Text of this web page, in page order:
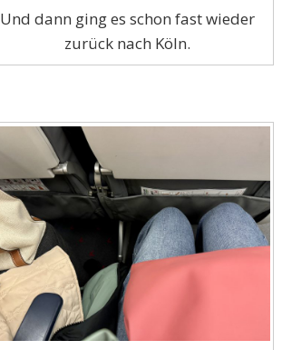
Und dann ging es schon fast wieder
zurück nach Köln.